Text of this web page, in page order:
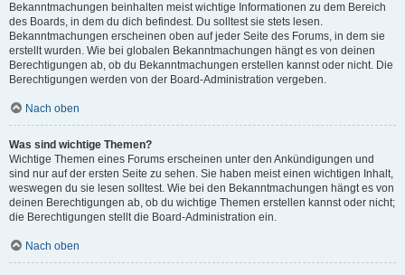
Bekanntmachungen beinhalten meist wichtige Informationen zu dem Bereich
des Boards, in dem du dich befindest. Du solltest sie stets lesen.
Bekanntmachungen erscheinen oben auf jeder Seite des Forums, in dem sie
erstellt wurden. Wie bei globalen Bekanntmachungen hängt es von deinen
Berechtigungen ab, ob du Bekanntmachungen erstellen kannst oder nicht. Die
Berechtigungen werden von der Board-Administration vergeben.
Nach oben
Was sind wichtige Themen?
Wichtige Themen eines Forums erscheinen unter den Ankündigungen und
sind nur auf der ersten Seite zu sehen. Sie haben meist einen wichtigen Inhalt,
weswegen du sie lesen solltest. Wie bei den Bekanntmachungen hängt es von
deinen Berechtigungen ab, ob du wichtige Themen erstellen kannst oder nicht;
die Berechtigungen stellt die Board-Administration ein.
Nach oben